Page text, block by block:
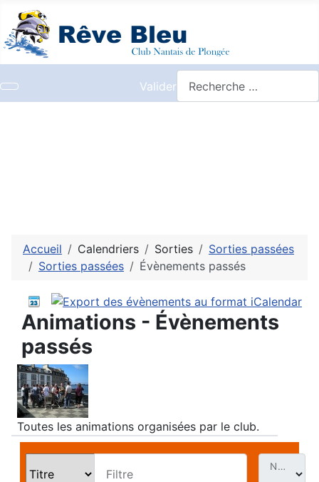
Valider
Accueil Calendriers Sorties
Sorties passées
Sorties passées
Évènements passés
Animations - Évènements
passés
Toutes les animations organisées par le club.
Filtre
Nb. Évt par page